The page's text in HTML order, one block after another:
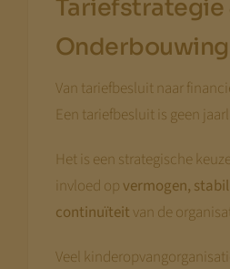
Tariefstrategie
Onderbouwing
Van tariefbesluit naar
Een tariefbesluit is geen
Het is een strategische
invloed opvermogen,
continuïteitvan de
Veel